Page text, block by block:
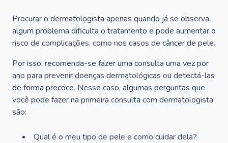
Procurar o dermatologista apenas quando já se observa
algum problema dificulta o tratamento e pode aumentar o
risco de complicações, como nos casos de câncer de pele.
Por isso, recomenda-se fazer uma consulta uma vez por
ano para prevenir doenças dermatológicas ou detectá-las
de forma precoce. Nesse caso, algumas perguntas que
você pode fazer na primeira consulta com dermatologista
são:
Qual é o meu tipo de pele e como cuidar dela?